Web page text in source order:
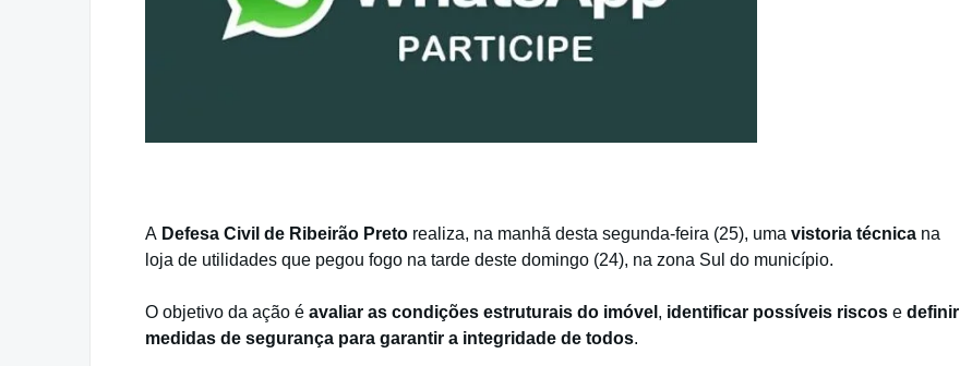
A Defesa Civil de Ribeirão Preto realiza, na manhã desta segunda-feira (25), uma vistoria técnica na
loja de utilidades que pegou fogo na tarde deste domingo (24), na zona Sul do município.
O objetivo da ação é avaliar as condições estruturais do imóvel , identificar possíveis riscos e definir
medidas de segurança para garantir a integridade de todos.